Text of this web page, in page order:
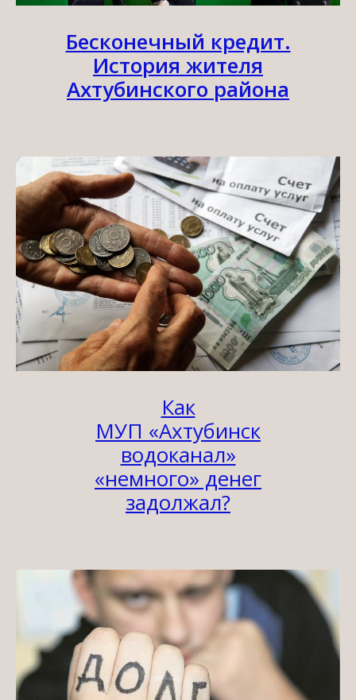
Бесконечный кредит.
История жителя
Ахтубинского района
Как
МУП «Ахтубинск
водоканал»
«немного» денег
задолжал?